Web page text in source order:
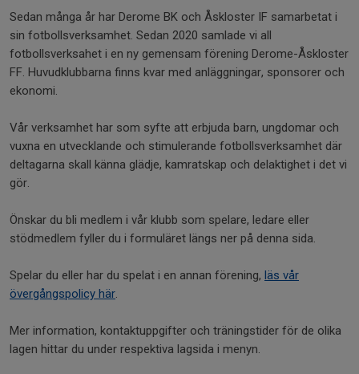
Sedan många år har Derome BK och Åskloster IF samarbetat i
sin fotbollsverksamhet. Sedan 2020 samlade vi all
fotbollsverksahet i en ny gemensam förening Derome-Åskloster
FF. Huvudklubbarna finns kvar med anläggningar, sponsorer och
ekonomi.
Vår verksamhet har som syfte att erbjuda barn, ungdomar och
vuxna en utvecklande och stimulerande fotbollsverksamhet där
deltagarna skall känna glädje, kamratskap och delaktighet i det vi
gör.
Önskar du bli medlem i vår klubb som spelare, ledare eller
stödmedlem fyller du i formuläret längs ner på denna sida.
Spelar du eller har du spelat i en annan förening, läs vår
övergångspolicy här.
Mer information, kontaktuppgifter och träningstider för de olika
lagen hittar du under respektiva lagsida i menyn.